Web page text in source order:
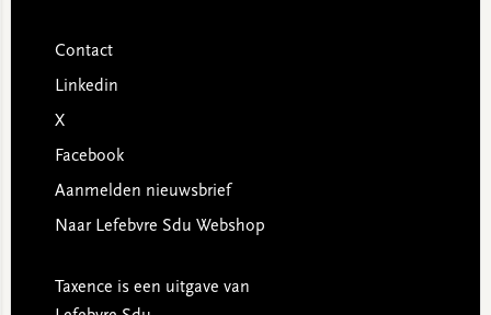
Contact
Linkedin
X
Facebook
Aanmelden nieuwsbrief
Naar Lefebvre Sdu Webshop
Taxence is een uitgave van